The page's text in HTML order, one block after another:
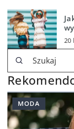
20
MODA